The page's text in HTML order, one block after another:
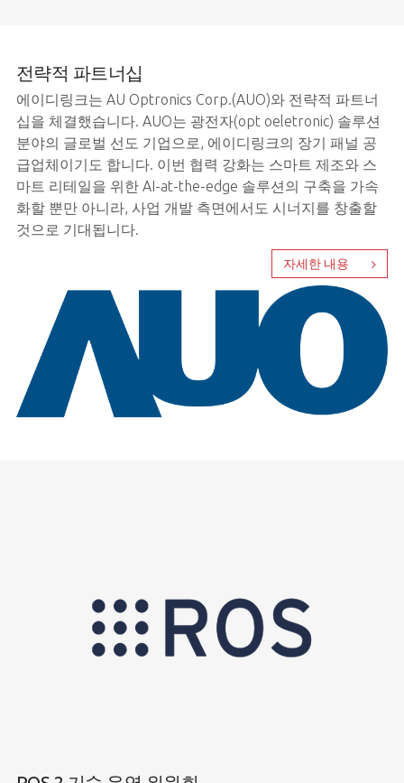
전략적 파트너십
에이디링크는 AU Optronics Corp.(AUO)와 전략적 파트너
십을 체결했습니다. AUO는 광전자(opt oeletronic) 솔루션
분야의 글로벌 선도 기업으로, 에이디링크의 장기 패널 공
급업체이기도 합니다. 이번 협력 강화는 스마트 제조와 스
마트 리테일을 위한 AI-at-the-edge 솔루션의 구축을 가속
화할 뿐만 아니라, 사업 개발 측면에서도 시너지를 창출할
것으로 기대됩니다.
자세한 내용